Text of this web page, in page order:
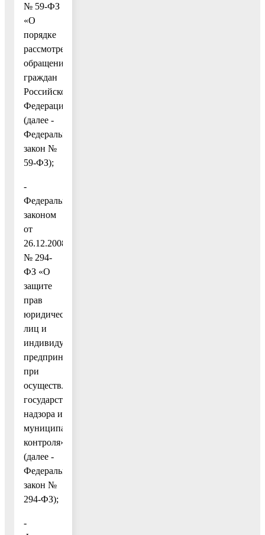
№ 59-ФЗ
«О
порядке
рассмотрения
обращений
граждан
Российской
Федерации»
(далее -
Федеральный
закон №
59-ФЗ);
-
Федеральным
законом
от
26.12.2008
№ 294-
ФЗ «О
защите
прав
юридических
лиц и
индивидуальных
предпринимателей
при
осуществлении
государственного
надзора и
муниципального
контроля»
(далее -
Федеральный
закон №
294-ФЗ);
-